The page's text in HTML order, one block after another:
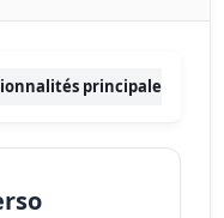
principales